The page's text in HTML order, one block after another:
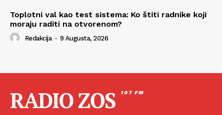
Toplotni val kao test sistema: Ko štiti radnike koji
moraju raditi na otvorenom?
Redakcija - 9 Augusta, 2026
RADIO ZOS 107 FM